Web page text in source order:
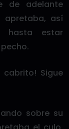
de adelante
así
hasta estar
Sigue
sobre su